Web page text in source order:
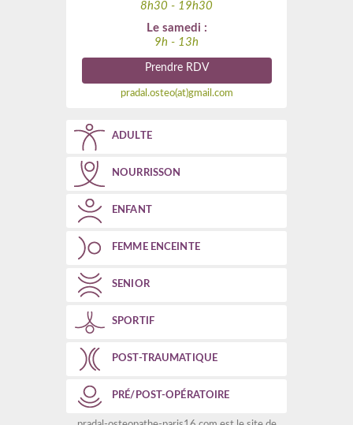
8h30 - 19h30
Le samedi :
9h - 13h
Prendre RDV
pradal.osteo(at)gmail.com
ADULTE
NOURRISSON
ENFANT
FEMME ENCEINTE
SENIOR
SPORTIF
POST-TRAUMATIQUE
PRÉ/POST-OPÉRATOIRE